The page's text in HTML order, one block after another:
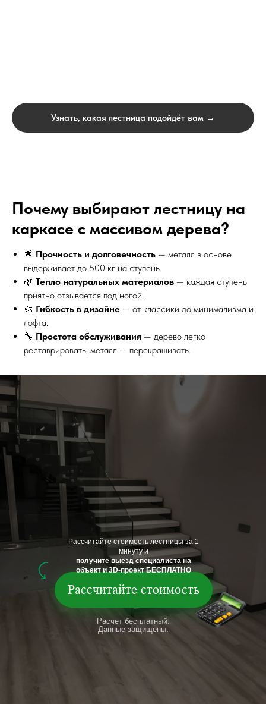
Узнать, какая лестница подойдёт вам →
Почему выбирают лестницу на
каркасе с массивом дерева?
🌟 Прочность и долговечность — металл в основе
выдерживает до 500 кг на ступень.
🌿 Тепло натуральных материалов — каждая ступень
приятно отзывается под ногой.
🎨 Гибкость в дизайне — от классики до минимализма и
лофта.
🔧 Простота обслуживания — дерево легко
реставрировать, металл — перекрашивать.
Рассчитайте стоимость
Расчет бесплатный.
Данные защищены.
Рассчитайте стоимость лестницы за 1
минуту и
получите выезд специалиста на
объект и 3D-проект БЕСПЛАТНО